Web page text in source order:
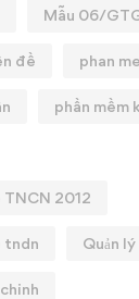
Mẫu 06/
đề phan
phần mềm
2012
tndn Quản